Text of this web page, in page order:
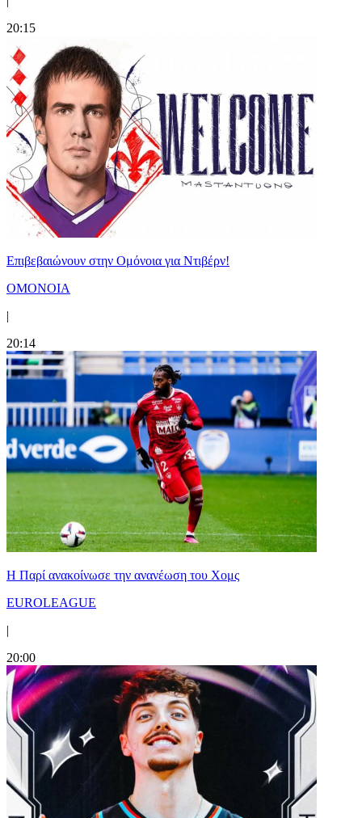
20:15
Επιβεβαιώνουν στην Ομόνοια για Ντιβέρν!
ΟΜΟΝΟΙΑ
|
20:14
Η Παρί ανακοίνωσε την ανανέωση του Χομς
EUROLEAGUE
|
20:00